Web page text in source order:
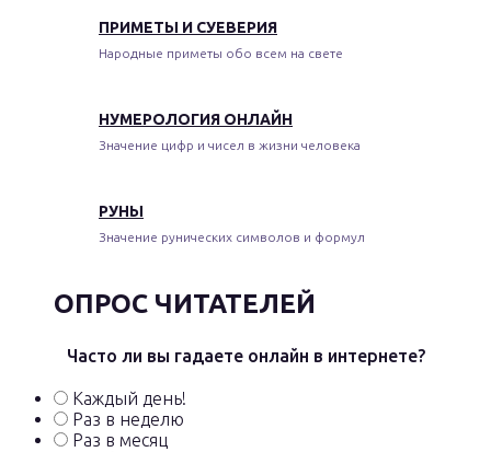
ПРИМЕТЫ И СУЕВЕРИЯ
Народные приметы обо всем на свете
НУМЕРОЛОГИЯ ОНЛАЙН
Значение цифр и чисел в жизни человека
РУНЫ
Значение рунических символов и формул
ОПРОС ЧИТАТЕЛЕЙ
Часто ли вы гадаете онлайн в интернете?
Каждый день!
Раз в неделю
Раз в месяц